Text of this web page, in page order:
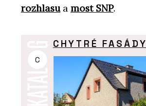
rozhlasua most SNP.
C
CHYTRÉ FASÁDY